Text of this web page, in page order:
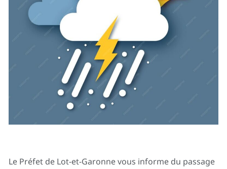
Le Préfet de Lot-et-Garonne vous informe du passage